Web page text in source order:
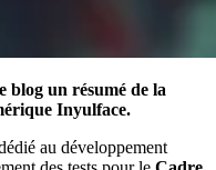
blog un résumé de la
Inyulface.
au développement